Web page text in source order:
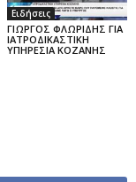
Ειδήσεις
ΓΙΩΡΓΟΣ ΦΛΩΡΙΔΗΣ ΓΙΑ
ΙΑΤΡΟΔΙΚΑΣΤΙΚΗ
ΥΠΗΡΕΣΙΑ ΚΟΖΑΝΗΣ